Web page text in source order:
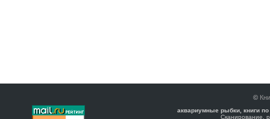
©
аквариумные рыбки, книги
Сканирование,